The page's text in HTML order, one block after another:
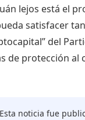
lejos está el
satisfacer
del
de protección al
Esta noticia fue